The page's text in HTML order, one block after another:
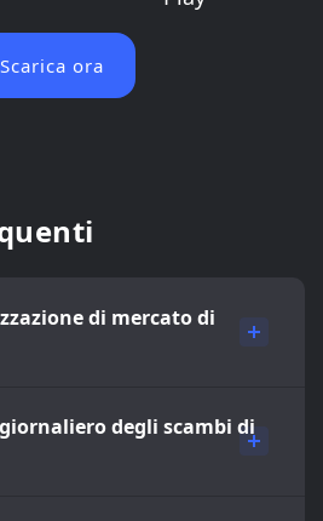
Scarica ora
di mercato di
degli scambi di